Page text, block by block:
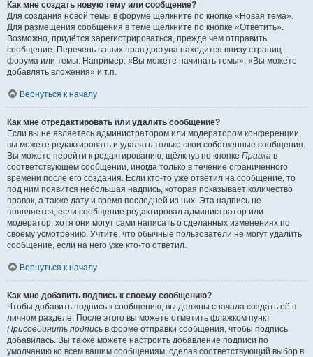
Как мне создать новую тему или сообщение?
Для создания новой темы в форуме щёлкните по кнопке «Новая тема».
Для размещения сообщения в теме щёлкните по кнопке «Ответить».
Возможно, придётся зарегистрироваться, прежде чем отправить
сообщение. Перечень ваших прав доступа находится внизу страниц
форума или темы. Например: «Вы можете начинать темы», «Вы можете
добавлять вложения» и т.п.
Вернуться к началу
Как мне отредактировать или удалить сообщение?
Если вы не являетесь администратором или модератором конференции,
вы можете редактировать и удалять только свои собственные сообщения.
Вы можете перейти к редактированию, щёлкнув по кнопке Правка в
соответствующем сообщении, иногда только в течение ограниченного
времени после его создания. Если кто-то уже ответил на сообщение, то
под ним появится небольшая надпись, которая показывает количество
правок, а также дату и время последней из них. Эта надпись не
появляется, если сообщение редактировал администратор или
модератор, хотя они могут сами написать о сделанных изменениях по
своему усмотрению. Учтите, что обычные пользователи не могут удалить
сообщение, если на него уже кто-то ответил.
Вернуться к началу
Как мне добавить подпись к своему сообщению?
Чтобы добавить подпись к сообщению, вы должны сначала создать её в
личном разделе. После этого вы можете отметить флажком пункт
Присоединить подпись в форме отправки сообщения, чтобы подпись
добавилась. Вы также можете настроить добавление подписи по
умолчанию ко всем вашим сообщениям, сделав соответствующий выбор в